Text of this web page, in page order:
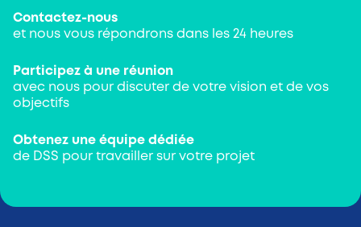
Contactez-nous
et nous vous répondrons dans les 24 heures
Participez à une réunion
avec nous pour discuter de votre vision et de vos
objectifs
Obtenez une équipe dédiée
de DSS pour travailler sur votre projet